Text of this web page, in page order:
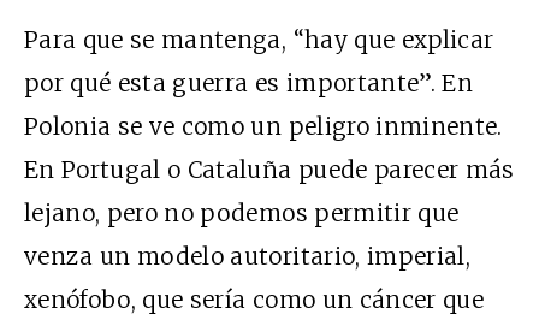
Para que se mantenga, “hay que explicar
por qué esta guerra es importante”. En
Polonia se ve como un peligro inminente.
En Portugal o Cataluña puede parecer más
lejano, pero no podemos permitir que
venza un modelo autoritario, imperial,
xenófobo, que sería como un cáncer que